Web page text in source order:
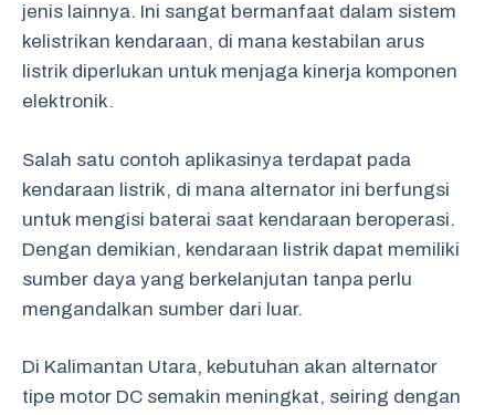
jenis lainnya. Ini sangat bermanfaat dalam sistem
kelistrikan kendaraan, di mana kestabilan arus
listrik diperlukan untuk menjaga kinerja komponen
elektronik.
Salah satu contoh aplikasinya terdapat pada
kendaraan listrik, di mana alternator ini berfungsi
untuk mengisi baterai saat kendaraan beroperasi.
Dengan demikian, kendaraan listrik dapat memiliki
sumber daya yang berkelanjutan tanpa perlu
mengandalkan sumber dari luar.
Di Kalimantan Utara, kebutuhan akan alternator
tipe motor DC semakin meningkat, seiring dengan